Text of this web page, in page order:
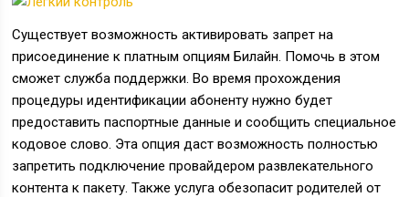
Существует возможность активировать запрет на
присоединение к платным опциям Билайн. Помочь в этом
сможет служба поддержки. Во время прохождения
процедуры идентификации абоненту нужно будет
предоставить паспортные данные и сообщить специальное
кодовое слово. Эта опция даст возможность полностью
запретить подключение провайдером развлекательного
контента к пакету. Также услуга обезопасит родителей от